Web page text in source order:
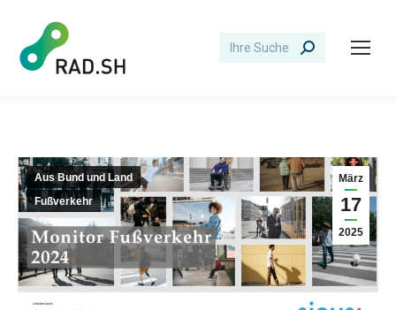
Search:
März
17
2025
Aus Bund und Land
Fußverkehr